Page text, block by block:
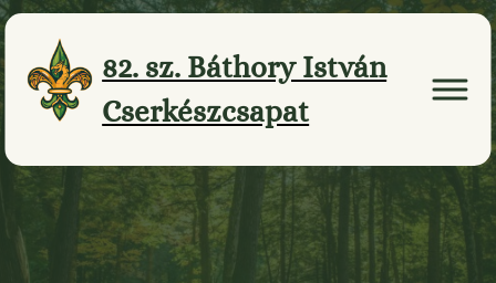
Ugrás
a
tartalomhoz82. sz. Báthory István
Cserkészcsapat